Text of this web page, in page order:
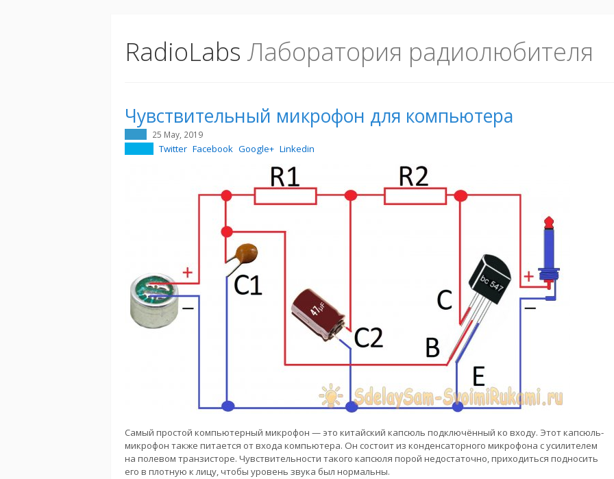
RadioLabs Лаборатория радиолюбителя
Чувствительный микрофон для компьютера
25 May, 2019
Twitter Facebook Google+ Linkedin
Самый простой компьютерный микрофон — это китайский капсюль подключённый ко входу. Этот капсюль-
микрофон также питается от входа компьютера. Он состоит из конденсаторного микрофона с усилителем
на полевом транзисторе. Чувствительности такого капсюля порой недостаточно, приходиться подносить
его в плотную к лицу, чтобы уровень звука был нормальны.